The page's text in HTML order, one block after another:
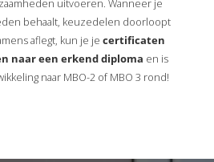
uitvoeren. Wanneer je
behaalt, keuzedelen doorloopt
aflegt, kun je je certificaten
naar een erkend diploma en is
naar MBO-2 of MBO 3 rond!